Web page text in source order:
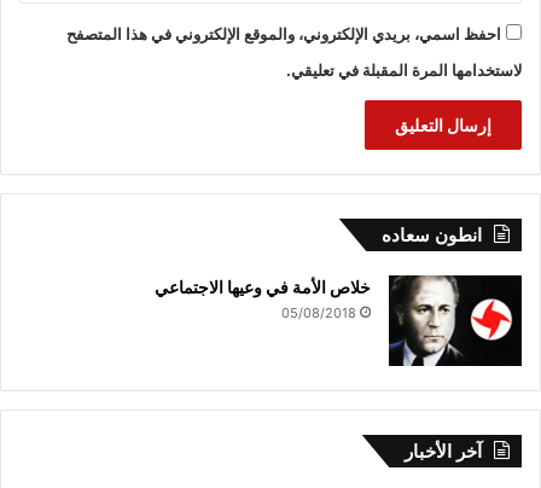
احفظ اسمي، بريدي الإلكتروني، والموقع الإلكتروني في هذا المتصفح
لاستخدامها المرة المقبلة في تعليقي.
انطون سعاده
خلاص الأمة في وعيها الاجتماعي
05/08/2018
آخر الأخبار